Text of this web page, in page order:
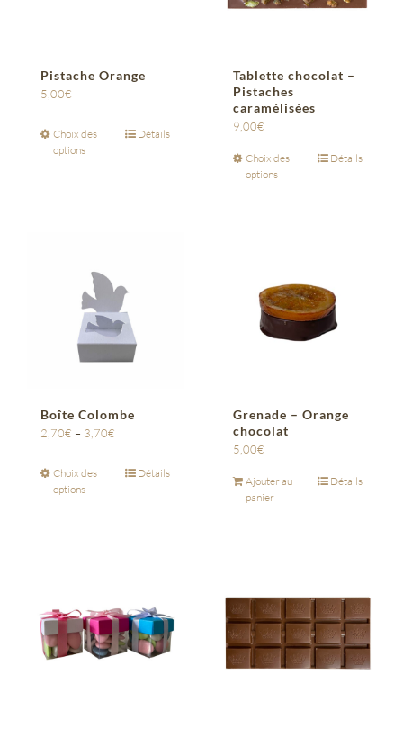
Pistache Orange
5,00€
Choix des
options
Détails
Tablette chocolat –
Pistaches
caramélisées
9,00€
Choix des
options
Détails
Boîte Colombe
2,70€ – 3,70€
Choix des
options
Détails
Grenade – Orange
chocolat
5,00€
Ajouter au
panier
Détails